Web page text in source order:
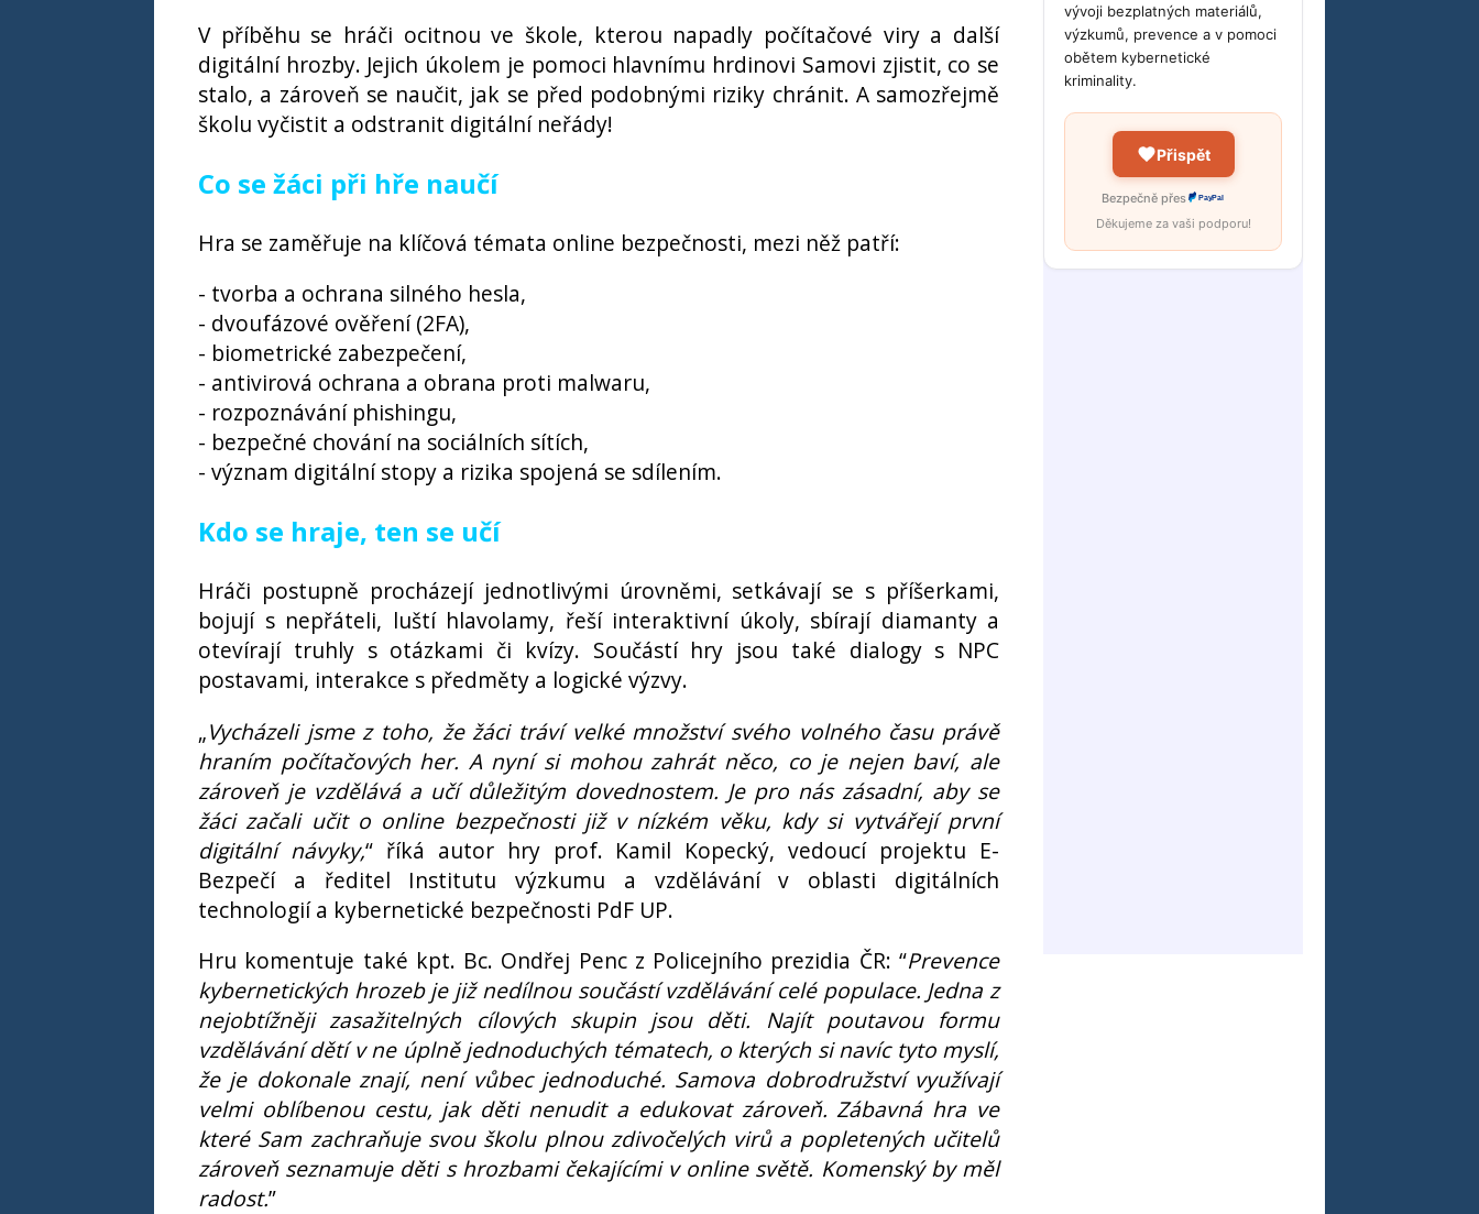
vývoji bezplatných materiálů,
výzkumů, prevence a v pomoci
obětem kybernetické
kriminality.
Přispět
Bezpečně přes PayPal
Děkujeme za vaši podporu!
V příběhu se hráči ocitnou ve škole, kterou napadly počítačové viry a další
digitální hrozby. Jejich úkolem je pomoci hlavnímu hrdinovi Samovi zjistit, co se
stalo, a zároveň se naučit, jak se před podobnými riziky chránit. A samozřejmě
školu vyčistit a odstranit digitální neřády!
Co se žáci při hře naučí
Hra se zaměřuje na klíčová témata online bezpečnosti, mezi něž patří:
- tvorba a ochrana silného hesla,
- dvoufázové ověření (2FA),
- biometrické zabezpečení,
- antivirová ochrana a obrana proti malwaru,
- rozpoznávání phishingu,
- bezpečné chování na sociálních sítích,
- význam digitální stopy a rizika spojená se sdílením.
Kdo se hraje, ten se učí
Hráči postupně procházejí jednotlivými úrovněmi, setkávají se s příšerkami,
bojují s nepřáteli, luští hlavolamy, řeší interaktivní úkoly, sbírají diamanty a
otevírají truhly s otázkami či kvízy. Součástí hry jsou také dialogy s NPC
postavami, interakce s předměty a logické výzvy.
„Vycházeli jsme z toho, že žáci tráví velké množství svého volného času právě
hraním počítačových her. A nyní si mohou zahrát něco, co je nejen baví, ale
zároveň je vzdělává a učí důležitým dovednostem. Je pro nás zásadní, aby se
žáci začali učit o online bezpečnosti již v nízkém věku, kdy si vytvářejí první
digitální návyky,“ říká autor hry prof. Kamil Kopecký, vedoucí projektu E-
Bezpečí a ředitel Institutu výzkumu a vzdělávání v oblasti digitálních
technologií a kybernetické bezpečnosti PdF UP.
Hru komentuje také kpt. Bc. Ondřej Penc z Policejního prezidia ČR: “Prevence
kybernetických hrozeb je již nedílnou součástí vzdělávání celé populace. Jedna z
nejobtížněji zasažitelných cílových skupin jsou děti. Najít poutavou formu
vzdělávání dětí v ne úplně jednoduchých tématech, o kterých si navíc tyto myslí,
že je dokonale znají, není vůbec jednoduché. Samova dobrodružství využívají
velmi oblíbenou cestu, jak děti nenudit a edukovat zároveň. Zábavná hra ve
které Sam zachraňuje svou školu plnou zdivočelých virů a popletených učitelů
zároveň seznamuje děti s hrozbami čekajícími v online světě. Komenský by měl
radost.”